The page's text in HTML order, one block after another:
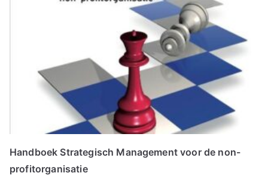
Handboek Strategisch Management voor de non-
profitorganisatie